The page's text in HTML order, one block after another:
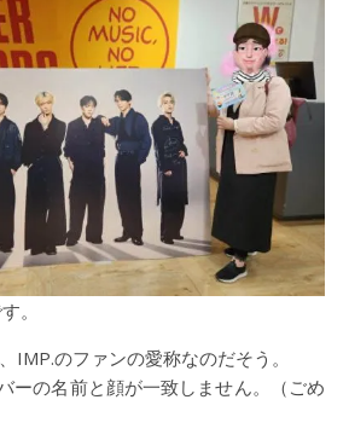
。
IMP.のファンの愛称なのだそう。
ーの名前と顔が一致しません。（ごめ